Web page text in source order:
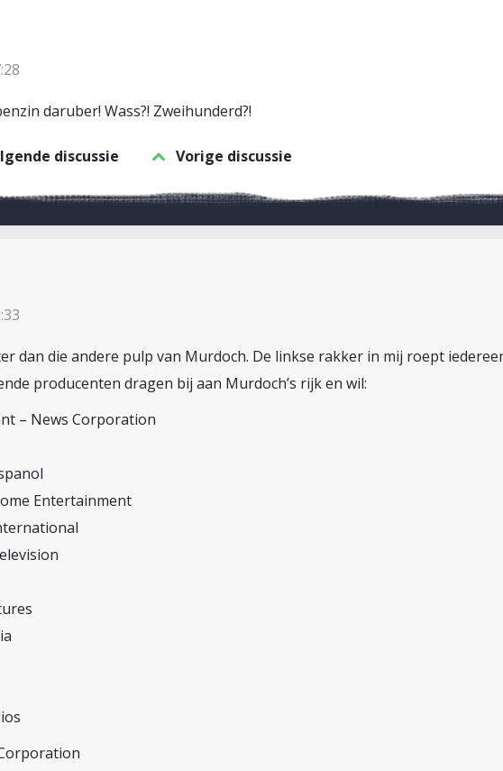
daruber! Wass?! Zweihunderd?!
discussie Vorige discussie
dan die andere pulp van Murdoch. De linkse rakker in mij roept
producenten dragen bij aan Murdoch’s rijk en wil:
– News Corporation
Entertainment